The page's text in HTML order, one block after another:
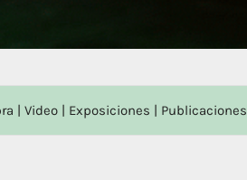
| Video | Exposiciones | Publicaciones